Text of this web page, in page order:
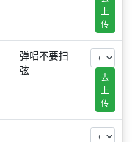
上
传
弹唱不要扫
弦
去
上
传